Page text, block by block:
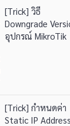
[Trick] วิธี
Downgrade
อุปกรณ์ MikroTik
[Trick] กำหนดค่า
Static IP Address